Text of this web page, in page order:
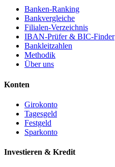
Banken-Ranking
Bankvergleiche
Filialen-Verzeichnis
IBAN-Prüfer & BIC-Finder
Bankleitzahlen
Methodik
Über uns
Konten
Girokonto
Tagesgeld
Festgeld
Sparkonto
Investieren & Kredit